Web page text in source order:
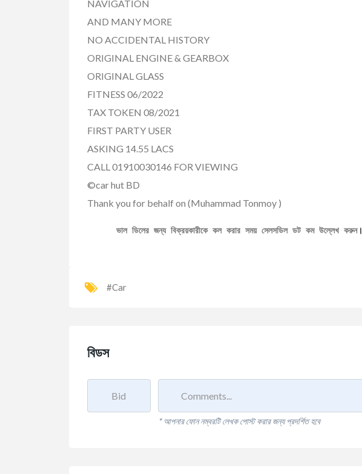
NAVIGATION
AND MANY MORE
NO ACCIDENTAL HISTORY
ORIGINAL ENGINE & GEARBOX
ORIGINAL GLASS
FITNESS 06/2022
TAX TOKEN 08/2021
FIRST PARTY USER
ASKING 14.55 LACS
CALL 01910030146 FOR VIEWING
©car hut BD
Thank you for behalf on (Muhammad Tonmoy )
ভাল ডিলের জন্য বিক্রয়কারীকে কল করার সময় সেলসডিল ডট কম উল্লেখ করুন।
#Car
বিডস
* আপনার ফোন নম্বরটি লেখক পোস্ট করার জন্য প্রদর্শিত হবে